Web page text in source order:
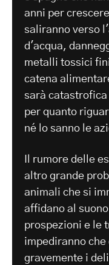
anni per
saliranno verso
d'acqua,
metalli tossici
catena
sarà
per quanto
né lo sanno le
Il rumore delle
altro grande
animali che si
affidano al
prospezioni e le
impediranno
gravemente i